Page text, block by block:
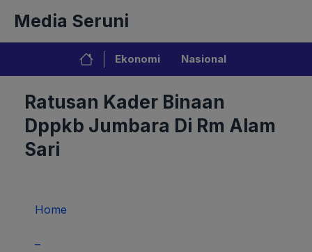
isi
Media Seruni
Ekonomi Nasional
Ratusan Kader Binaan
Dppkb Jumbara Di Rm Alam
Sari
Home
–